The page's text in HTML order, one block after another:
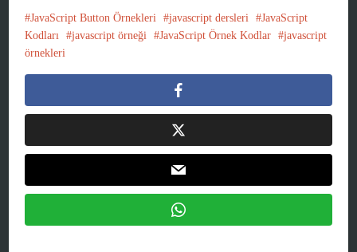
JavaScript Button Örnekleri javascript dersleri
JavaScript
Kodları
javascript örneği JavaScript Örnek Kodlar
javascript
örnekleri